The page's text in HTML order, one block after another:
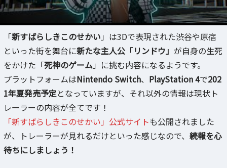
「新すばらしきこのせかい 」は3Dで表現された渋谷や原宿
といった街を舞台に新たな主人公「リンドウ」 が自身の生死
をかけた「死神のゲーム」に挑む内容になるようです。
プラットフォームはNintendo Switch、 PlayStation 4で202
1年夏発売予定となっていますが、それ以外の情報は現状ト
レーラーの内容が全てです！
「新すばらしきこのせかい」公式サイトも公開されました
が、トレーラーが見れるだけといった感じなので、 続報を心
待ちにしましょう！